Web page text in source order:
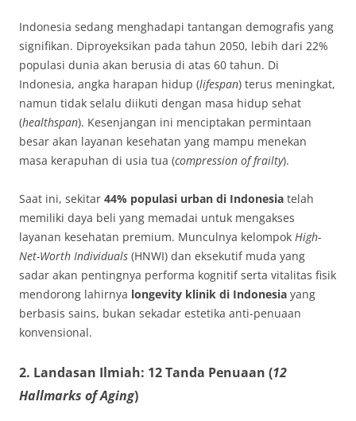
Indonesia sedang menghadapi tantangan demografis yang
signifikan. Diproyeksikan pada tahun 2050, lebih dari 22%
populasi dunia akan berusia di atas 60 tahun. Di
Indonesia, angka harapan hidup (lifespan) terus meningkat,
namun tidak selalu diikuti dengan masa hidup sehat
(healthspan). Kesenjangan ini menciptakan permintaan
besar akan layanan kesehatan yang mampu menekan
masa kerapuhan di usia tua (compression of frailty).
Saat ini, sekitar 44% populasi urban di Indonesia telah
memiliki daya beli yang memadai untuk mengakses
layanan kesehatan premium. Munculnya kelompok High-
Net-Worth Individuals (HNWI) dan eksekutif muda yang
sadar akan pentingnya performa kognitif serta vitalitas fisik
mendorong lahirnya longevity klinik di Indonesia yang
berbasis sains, bukan sekadar estetika anti-penuaan
konvensional.
2. Landasan Ilmiah: 12 Tanda Penuaan (12
Hallmarks of Aging)